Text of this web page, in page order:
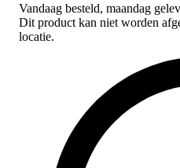
Vandaag besteld, maandag
Dit product kan niet worden
locatie.